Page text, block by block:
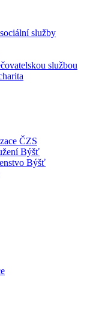
služby
službou
ČZS
Býšť
Býšť